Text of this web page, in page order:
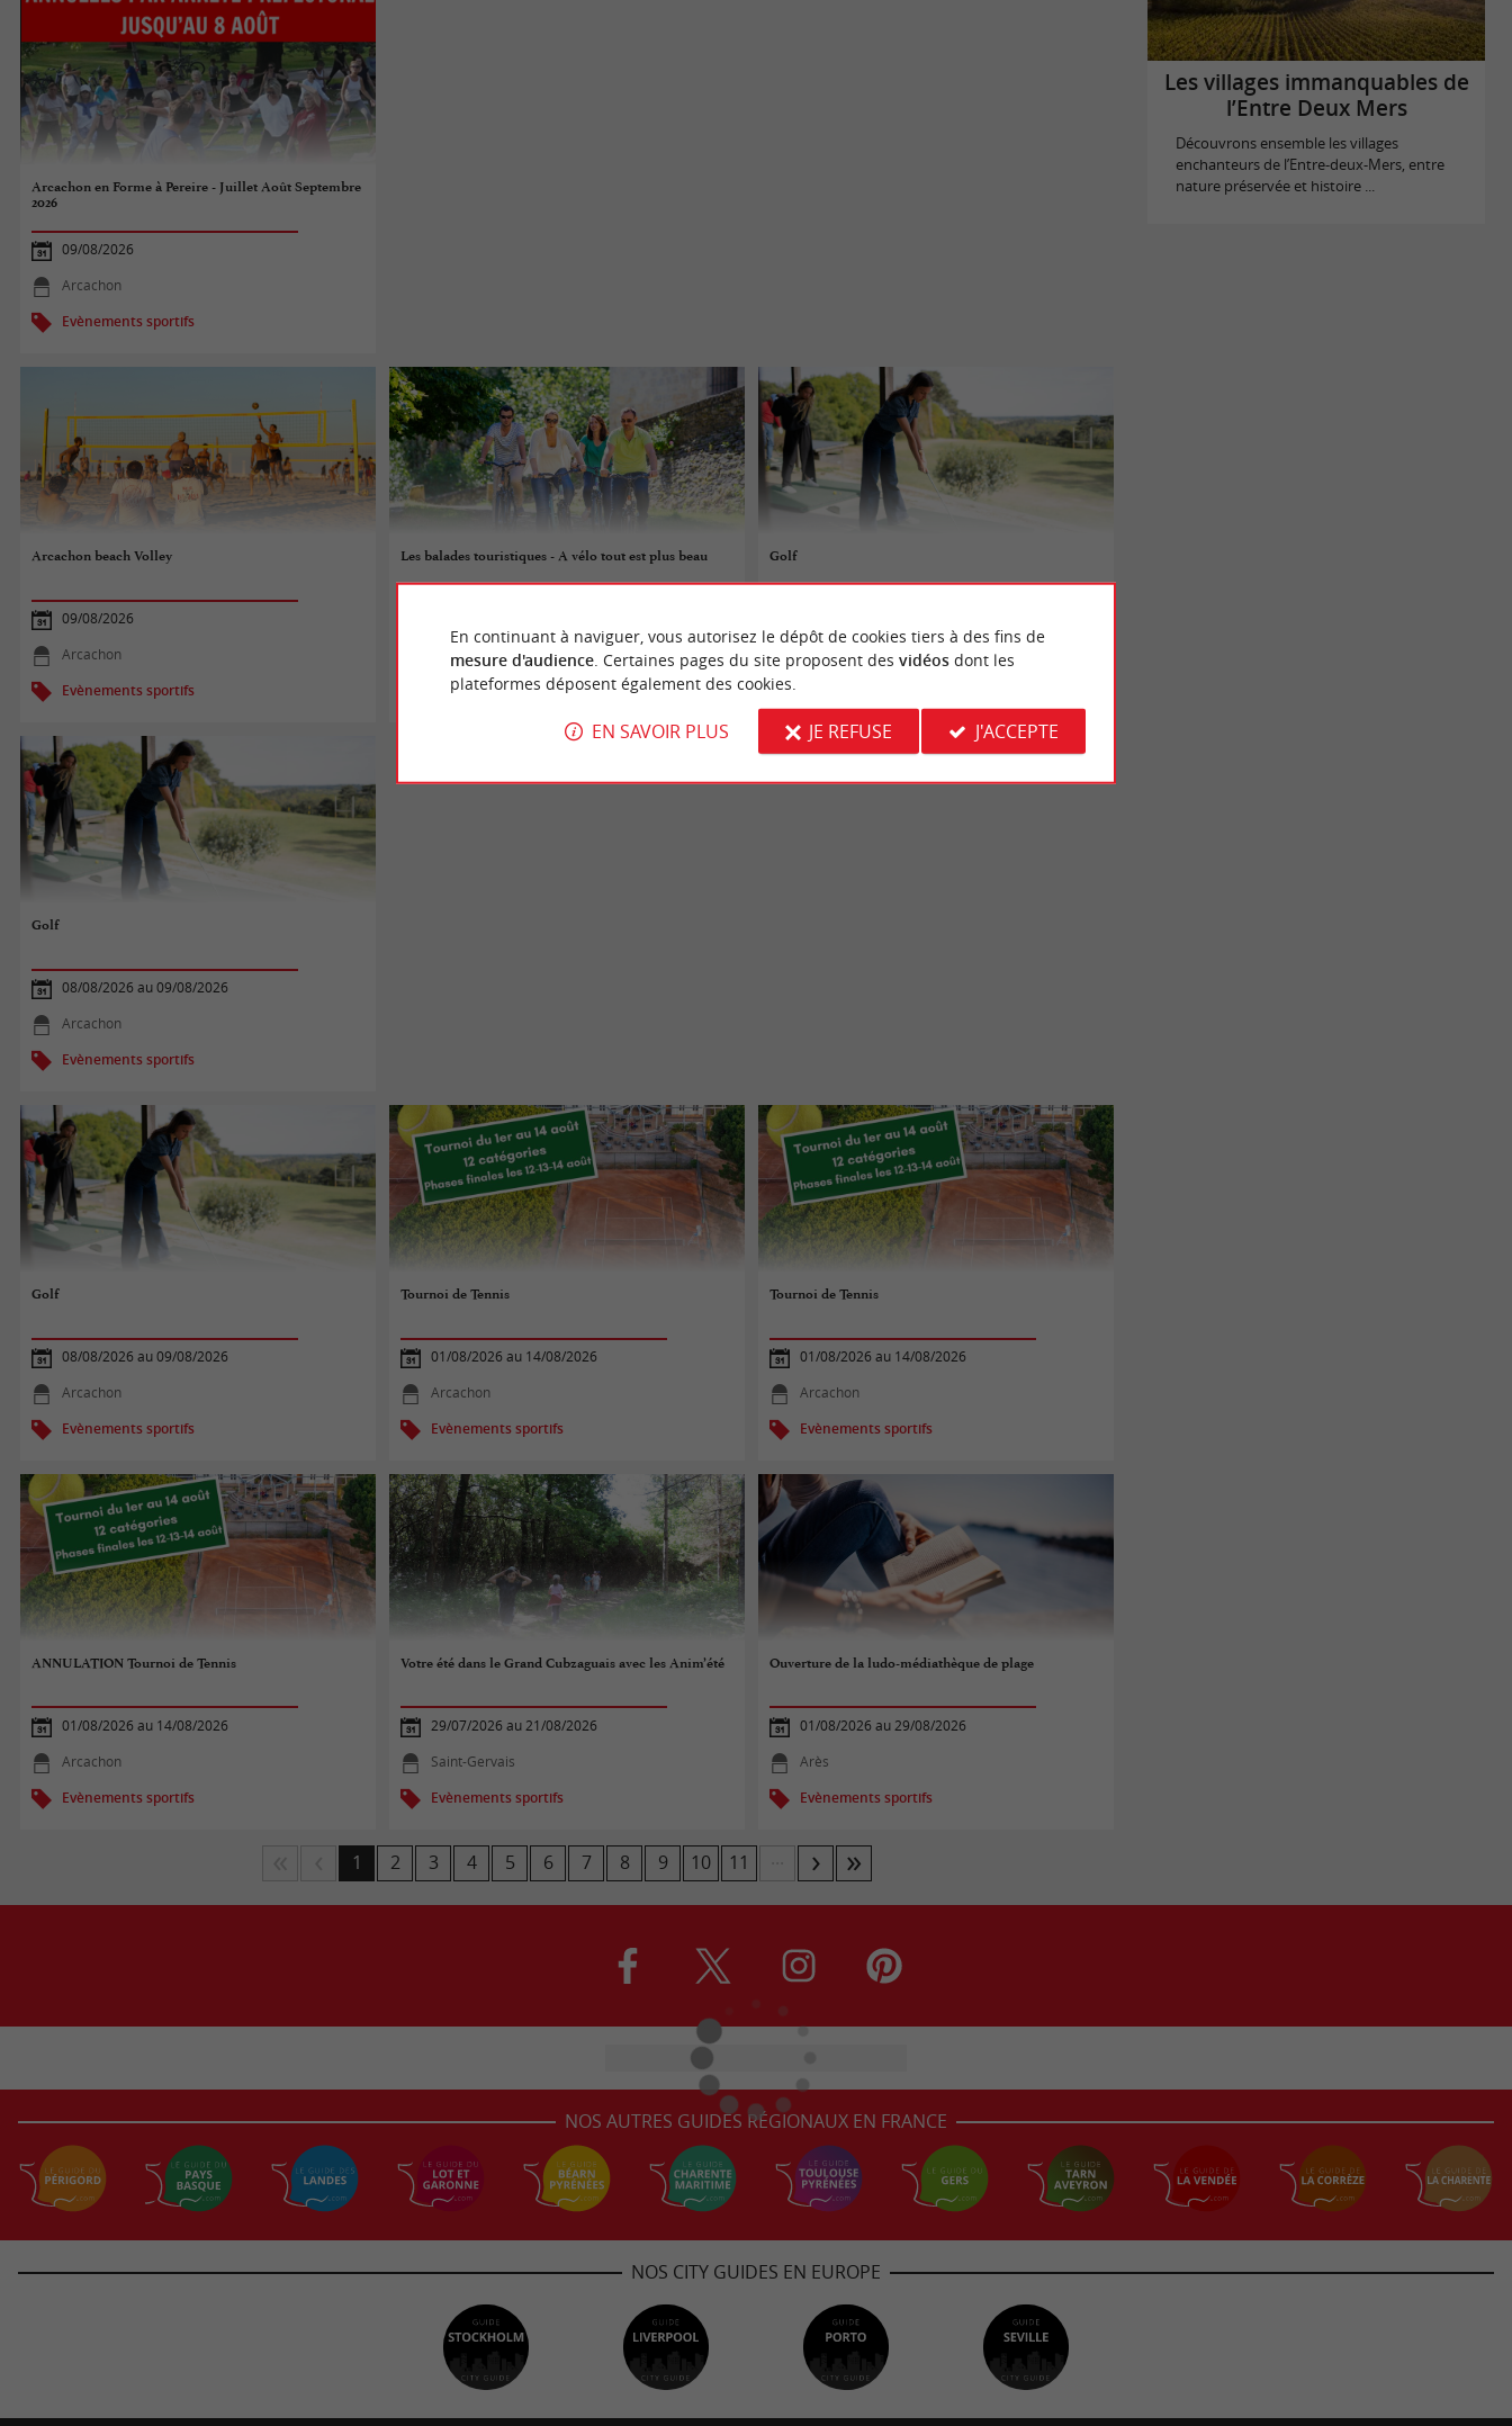
Arcachon en Forme à Pereire - Juillet Août Septembre
2026
09/08/2026
Arcachon
Evènements sportifs
Arcachon beach Volley
09/08/2026
Arcachon
Evènements sportifs
Les balades touristiques - A vélo tout est plus beau
Fargues
Evènements sportifs
Golf
Arcachon
Golf
08/08/2026 au 09/08/2026
Arcachon
Evènements sportifs
Golf
08/08/2026 au 09/08/2026
Arcachon
Evènements sportifs
Tournoi de Tennis
01/08/2026 au 14/08/2026
Arcachon
Evènements sportifs
Tournoi de Tennis
01/08/2026 au 14/08/2026
Arcachon
Evènements sportifs
ANNULATION Tournoi de Tennis
01/08/2026 au 14/08/2026
Arcachon
Evènements sportifs
Votre été dans le Grand Cubzaguais avec les Anim’été
29/07/2026 au 21/08/2026
Saint-Gervais
Evènements sportifs
Ouverture de la ludo-médiathèque de plage
01/08/2026 au 29/08/2026
Arès
Evènements sportifs
1 2 3 4 5 6 7 8 9 10 11
Les villages immanquables de
l’Entre Deux Mers
Découvrons ensemble les villages
enchanteurs de l’Entre-deux-Mers, entre
nature préservée et histoire ...
NOS AUTRES GUIDES RÉGIONAUX EN FRANCE
NOS CITY GUIDES EN EUROPE
En continuant à naviguer, vous autorisez le dépôt de cookies tiers à des fins de
mesure d'audience. Certaines pages du site proposent des vidéosdont les
plateformes déposent également des cookies.
EN SAVOIR PLUS JE REFUSE J'ACCEPTE